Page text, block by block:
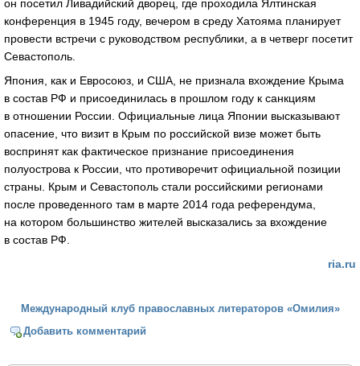
он посетил Ливадийский дворец, где проходила Ялтинская
конференция в 1945 году, вечером в среду Хатояма планирует
провести встречи с руководством республики, а в четверг посетит
Севастополь.
Япония, как и Евросоюз, и США, не признала вхождение Крыма
в состав РФ и присоединилась в прошлом году к санкциям
в отношении России. Официальные лица Японии высказывают
опасение, что визит в Крым по российской визе может быть
воспринят как фактическое признание присоединения
полуострова к России, что противоречит официальной позиции
страны. Крым и Севастополь стали российскими регионами
после проведенного там в марте 2014 года референдума,
на котором большинство жителей высказались за вхождение
в состав РФ.
ria.ru
Международный клуб православных литераторов «Омилия»
Добавить комментарий